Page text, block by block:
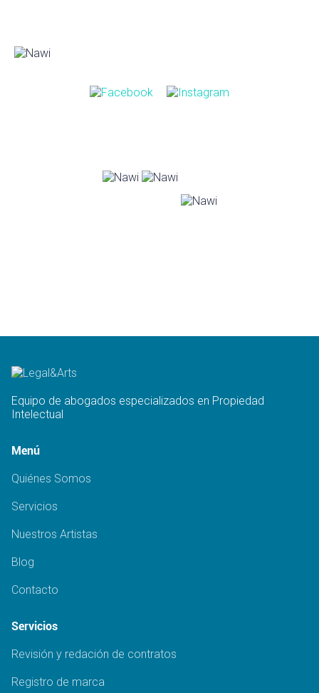
Equipo de abogados especializados en Propiedad
Intelectual
Menú
Quiénes Somos
Servicios
Nuestros Artistas
Blog
Contacto
Servicios
Revisión y redación de contratos
Registro de marca